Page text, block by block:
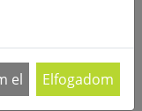
kell kapnia.…
el Elfogadom